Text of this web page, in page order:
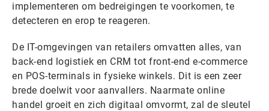
implementeren om bedreigingen te voorkomen, te
detecteren en erop te reageren.
De IT-omgevingen van retailers omvatten alles, van
back-end logistiek en CRM tot front-end e-commerce
en POS-terminals in fysieke winkels. Dit is een zeer
brede doelwit voor aanvallers. Naarmate online
handel groeit en zich digitaal omvormt, zal de sleutel